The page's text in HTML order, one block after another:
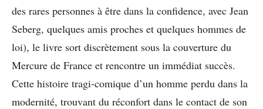
des rares personnes à être dans la confidence, avec Jean
Seberg, quelques amis proches et quelques hommes de
loi), le livre sort discrètement sous la couverture du
Mercure de France et rencontre un immédiat succès.
Cette histoire tragi-comique d’un homme perdu dans la
modernité, trouvant du réconfort dans le contact de son